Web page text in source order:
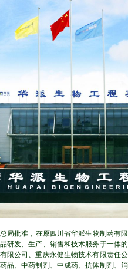
局批准，在原四川省华派生物制药有
研发、生产、销售和技术服务于一体
限公司、重庆永健生物技术有限责任
品、中药制剂、中成药、抗体制剂、